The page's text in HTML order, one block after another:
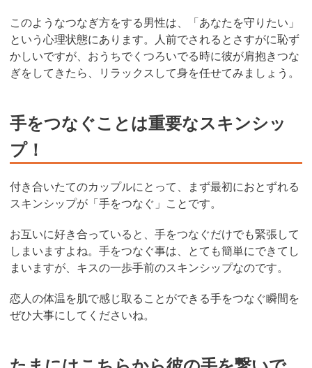
このようなつなぎ方をする男性は、「あなたを守りたい」
という心理状態にあります。人前でされるとさすがに恥ず
かしいですが、おうちでくつろいでる時に彼が肩抱きつな
ぎをしてきたら、リラックスして身を任せてみましょう。
手をつなぐことは重要なスキンシッ
プ！
付き合いたてのカップルにとって、まず最初におとずれる
スキンシップが「手をつなぐ」ことです。
お互いに好き合っていると、手をつなぐだけでも緊張して
しまいますよね。手をつなぐ事は、とても簡単にできてし
まいますが、キスの一歩手前のスキンシップなのです。
恋人の体温を肌で感じ取ることができる手をつなぐ瞬間を
ぜひ大事にしてくださいね。